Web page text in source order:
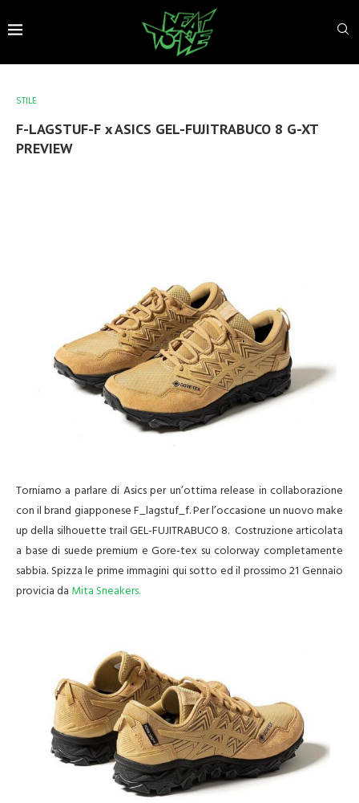
STILE
F-LAGSTUF-F x ASICS GEL-FUJITRABUCO 8 G-XT
PREVIEW
Torniamo a parlare di Asics per un’ottima release in collaborazione
con il brand giapponese F_lagstuf_f. Per l’occasione un nuovo make
up della silhouette trail GEL-FUJITRABUCO 8. Costruzione articolata
a base di suede premium e Gore-tex su colorway completamente
sabbia. Spizza le prime immagini qui sotto ed il prossimo 21 Gennaio
provicia da Mita Sneakers.